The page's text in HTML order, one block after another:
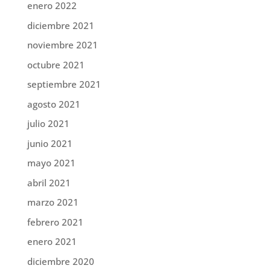
enero 2022
diciembre 2021
noviembre 2021
octubre 2021
septiembre 2021
agosto 2021
julio 2021
junio 2021
mayo 2021
abril 2021
marzo 2021
febrero 2021
enero 2021
diciembre 2020